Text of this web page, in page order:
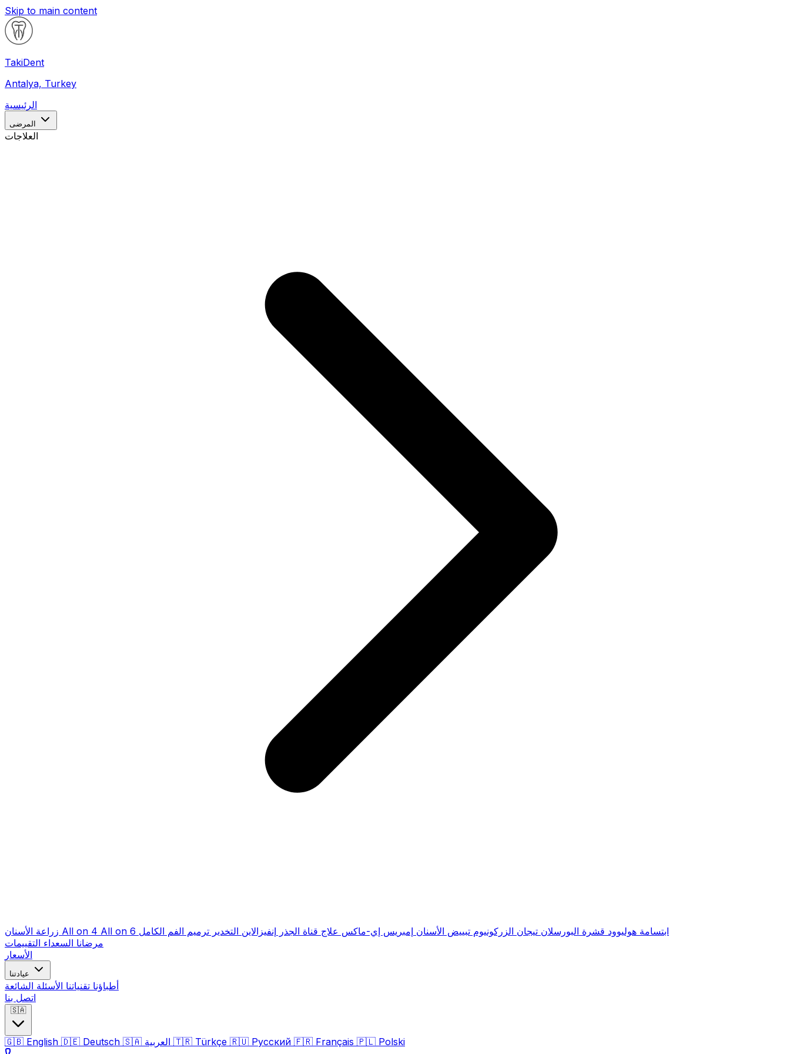
Skip to main content
TakiDent
Antalya, Turkey
الرئيسية
العلاجات
All on 4 All on 6 ابتسامة هوليوود قشرة البورسلان تيجان الزركونيوم تبييض الأسنان إمبريس إي-ماكس علاج قناة الجذر إنفيزالاين التخدير ترميم الفم الكامل
مرضانا السعداء التقييمات
الأسعار
أطباؤنا تقنياتنا الأسئلة الشائعة
اتصل بنا
🇸🇦
🇬🇧 English 🇩🇪 Deutsch 🇸🇦 🇹🇷 Türkçe 🇷🇺 Русский 🇫🇷 Français 🇵🇱 Polski